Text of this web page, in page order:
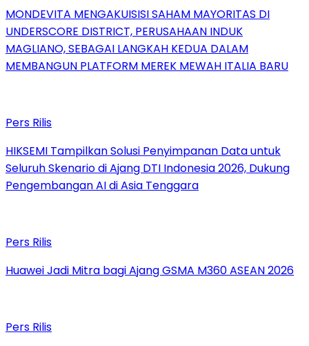
MONDEVITA MENGAKUISISI SAHAM MAYORITAS DI
UNDERSCORE DISTRICT, PERUSAHAAN INDUK
MAGLIANO, SEBAGAI LANGKAH KEDUA DALAM
MEMBANGUN PLATFORM MEREK MEWAH ITALIA BARU
Pers Rilis
HIKSEMI Tampilkan Solusi Penyimpanan Data untuk
Seluruh Skenario di Ajang DTI Indonesia 2026, Dukung
Pengembangan AI di Asia Tenggara
Pers Rilis
Huawei Jadi Mitra bagi Ajang GSMA M360 ASEAN 2026
Pers Rilis